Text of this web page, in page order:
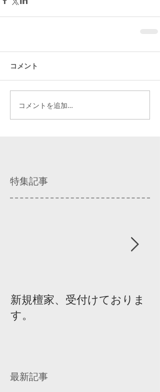
コメント
コメントを追加…
特集記事
新規檀家、受付けておりま
す。
最新記事